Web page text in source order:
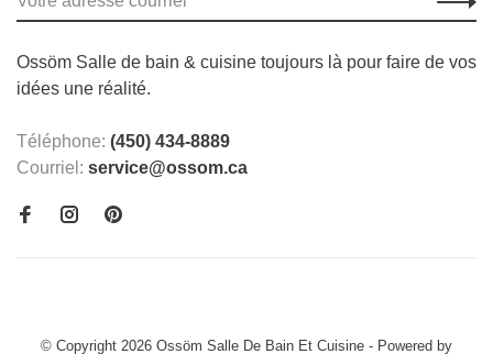
Ossöm Salle de bain & cuisine toujours là pour faire de vos
idées une réalité.
Téléphone: (450) 434-8889
Courriel: service@ossom.ca
© Copyright 2026 Ossöm Salle De Bain Et Cuisine - Powered by